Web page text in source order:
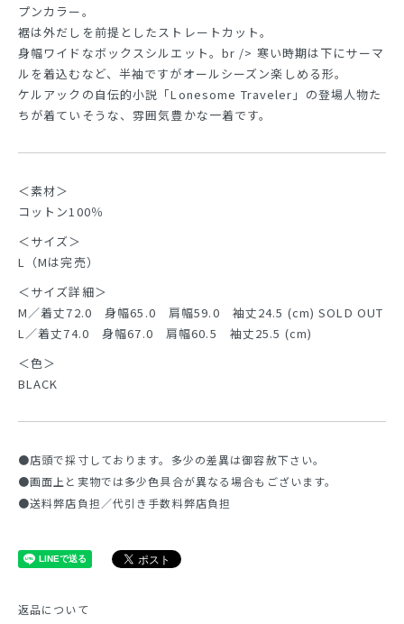
プンカラー。
裾は外だしを前提としたストレートカット。
身幅ワイドなボックスシルエット。br /> 寒い時期は下にサーマ
ルを着込むなど、半袖ですがオールシーズン楽しめる形。
ケルアックの自伝的小説「Lonesome Traveler」の登場人物た
ちが着ていそうな、雰囲気豊かな一着です。
＜素材＞
コットン100％
＜サイズ＞
L（Mは完売）
＜サイズ詳細＞
M／着丈72.0 身幅65.0 肩幅59.0 袖丈24.5 (cm) SOLD OUT
L／着丈74.0 身幅67.0 肩幅60.5 袖丈25.5 (cm)
＜色＞
BLACK
●店頭で採寸しております。多少の差異は御容赦下さい。
●画面上と実物では多少色具合が異なる場合もございます。
●送料弊店負担／代引き手数料弊店負担
返品について